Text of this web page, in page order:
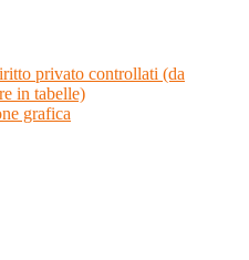
privato controllati (da
in tabelle)
grafica